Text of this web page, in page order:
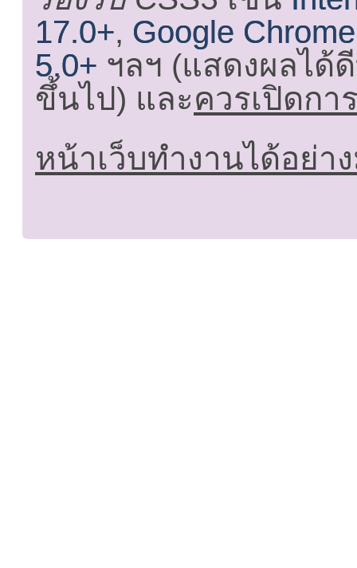
17.0+, Google
5.0+ ฯลฯ (แสดงผลได้
ขึ้นไป) และควรเปิดกา
หน้าเว็บทำงานได้อย่า